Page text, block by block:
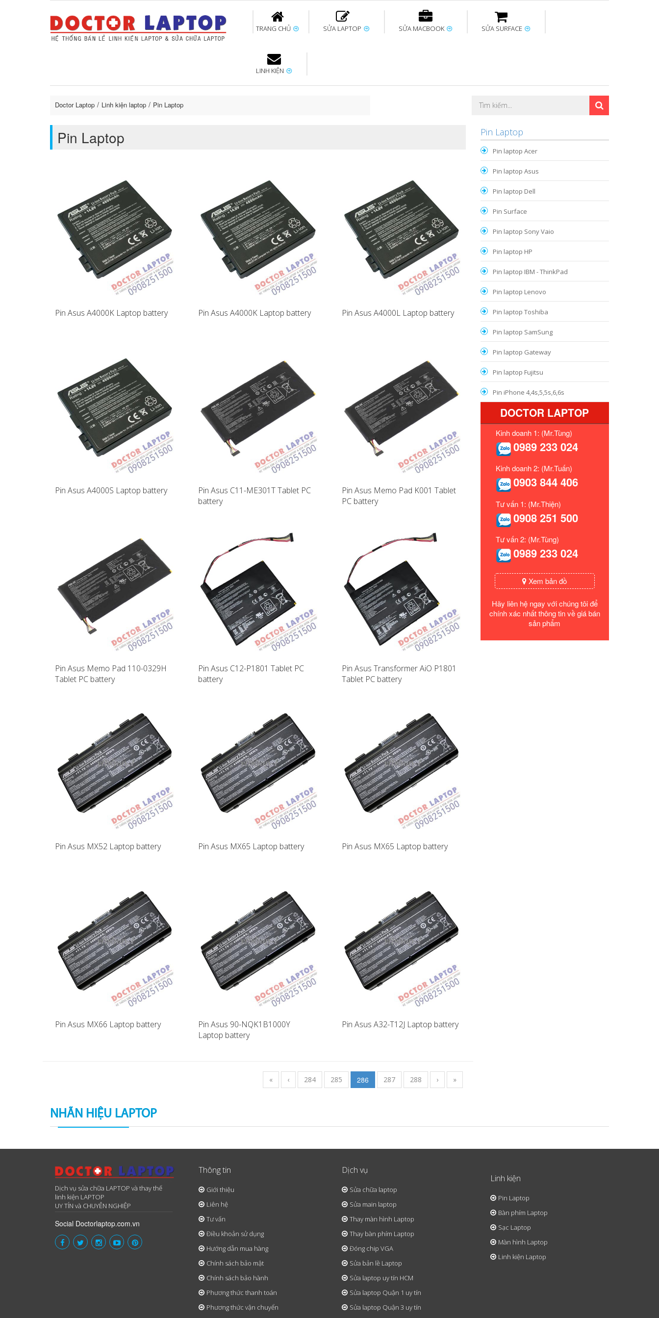
TRANG CHỦ SỬA LAPTOP
Sửa Laptop uy tín Thay bàn phím Thay màn hình Thay Pin Laptop
SỬA MACBOOK
Sửa Macbook uy tín Thay pin Macbook Thay màn hình Thay bàn phím
SỬA SURFACE
Thay pin Surface Sửa Surface không Thay sạc Surface Sửa Mainboard
LINH KIỆN
Doctor Laptop Linh kiện laptop Pin Laptop
Pin Laptop
Pin Asus A4000K Laptop battery Pin Asus A4000K Laptop battery Pin Asus A4000L Laptop battery
Pin Asus A4000S Laptop battery
Pin Asus C11-ME301T Tablet PC
battery
Pin Asus Memo Pad K001 Tablet
PC battery
Pin Asus Memo Pad 110-0329H
Tablet PC battery
Pin Asus C12-P1801 Tablet PC
battery
Pin Asus Transformer AiO P1801
Tablet PC battery
Pin Asus MX52 Laptop battery Pin Asus MX65 Laptop battery Pin Asus MX65 Laptop battery
Pin Asus MX66 Laptop battery
Pin Asus 90-NQK1B1000Y
Laptop battery
Pin Asus A32-T12J Laptop battery
« ‹ 284 285 286 287 288 › »
Pin Laptop
Pin laptop Acer
Pin laptop Asus
Pin laptop Dell
Pin Surface
Pin laptop Sony Vaio
Pin laptop HP
Pin laptop IBM - ThinkPad
Pin laptop Lenovo
Pin laptop Toshiba
Pin laptop SamSung
Pin laptop Gateway
Pin laptop Fujitsu
Pin iPhone 4,4s,5,5s,6,6s
DOCTOR LAPTOP
Kinh doanh 1: (Mr.Tùng)
0989 233 024
Kinh doanh 2: (Mr.Tuấn)
0903 844 406
Tư vấn 1: (Mr.Thiện)
0908 251 500
Tư vấn 2: (Mr.Tùng)
0989 233 024
Xem bản đồ
Hãy liên hệ ngay với chúng tôi để
chính xác nhất thông tin về giá bán
sản phẩm
NHÃN HIỆU LAPTOP
Dịch vụ sửa chữa LAPTOP và thay thế
linh kiện LAPTOP
UY TÍN và CHUYÊN NGHIỆP
Social Doctorlaptop.com.vn
Thông tin
Giới thiệu
Liên hệ
Tư vấn
Điều khoản sử dụng
Hướng dẫn mua hàng
Chính sách bảo mật
Chính sách bảo hành
Phương thức thanh toán
Phương thức vận chuyển
Dịch vụ
Sửa chữa laptop
Sửa main laptop
Thay màn hình Laptop
Thay bàn phím Laptop
Đóng chip VGA
Sửa bản lề Laptop
Sửa laptop uy tín HCM
Sửa laptop Quận 1 uy tín
Sửa laptop Quận 3 uy tín
Linh kiện
Pin Laptop
Bàn phím Laptop
Sạc Laptop
Màn hình Laptop
Linh kiện Laptop